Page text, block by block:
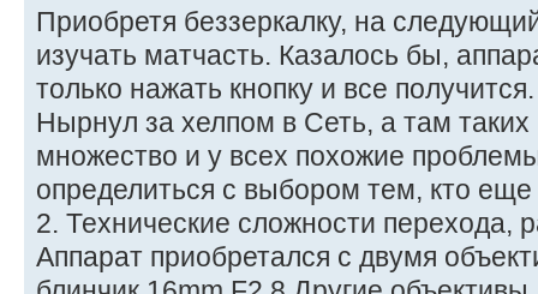
Приобретя беззеркалку, на
изучать матчасть. Казалось бы,
только нажать кнопку и все
Нырнул за хелпом в Сеть, а там таких
множество и у всех похожие
определиться с выбором тем, кто
2. Технические сложности перехода,
Аппарат приобретался с двумя